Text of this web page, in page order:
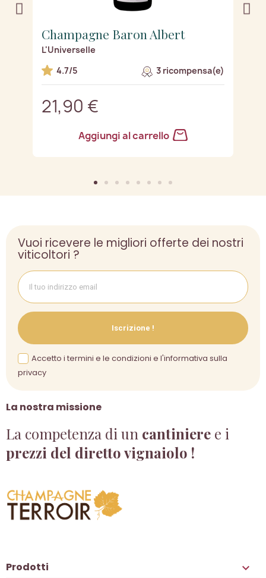
Champagne Baron Albert
L'Universelle
4.7/5
3 ricompensa(e)
21,90 €
Aggiungi al carrello
La nostra missione
La competenza di un cantiniere e i
prezzi del diretto vignaiolo !
Vuoi ricevere le migliori offerte dei nostri
viticoltori ?
Iscrizione !
Accetto i termini e le condizioni e l'informativa sulla
privacy
Prodotti 